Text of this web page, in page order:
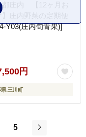
都庄内 【12ヶ月お
庄内野菜の定期便
Y03(庄内旬青果)]
円
三川町
5